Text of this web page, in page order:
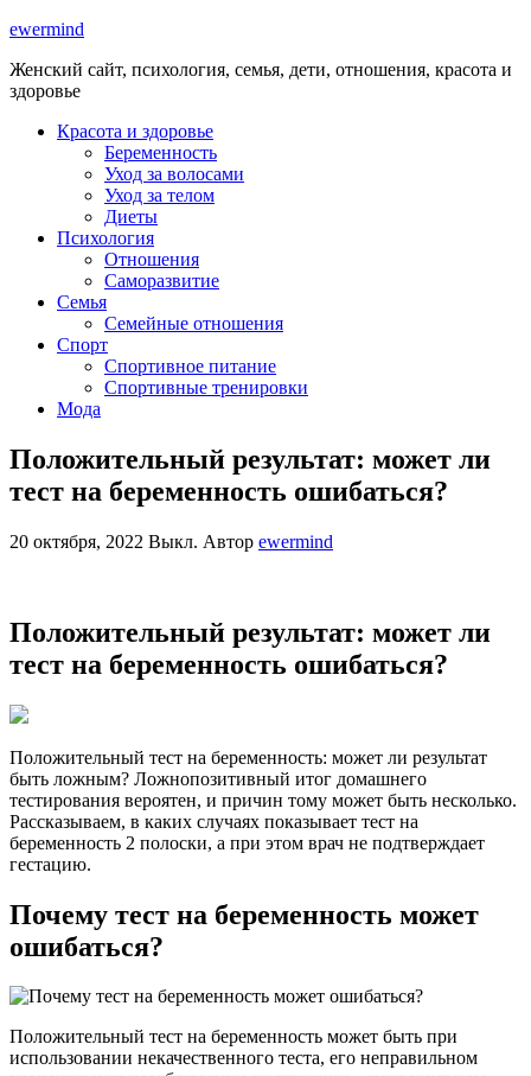
ewermind
Женский сайт, психология, семья, дети, отношения, красота и
здоровье
Красота и здоровье
Беременность
Уход за волосами
Уход за телом
Диеты
Психология
Отношения
Саморазвитие
Семья
Семейные отношения
Спорт
Спортивное питание
Спортивные тренировки
Мода
Положительный результат: может ли
тест на беременность ошибаться?
20 октября, 2022 Выкл. Автор ewermind
Положительный результат: может ли
тест на беременность ошибаться?
Положительный тест на беременность: может ли результат
быть ложным? Ложнопозитивный итог домашнего
тестирования вероятен, и причин тому может быть несколько.
Рассказываем, в каких случаях показывает тест на
беременность 2 полоски, а при этом врач не подтверждает
гестацию.
Почему тест на беременность может
ошибаться?
Положительный тест на беременность может быть при
использовании некачественного теста, его неправильном